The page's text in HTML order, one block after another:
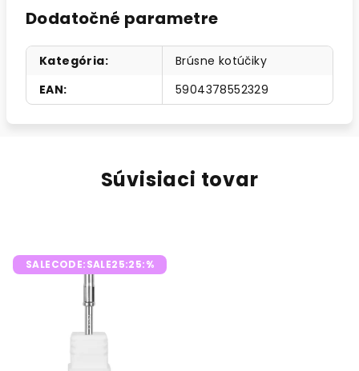
Dodatočné parametre
Kategória:
Brúsne kotúčiky
EAN: 5904378552329
Súvisiaci tovar
SALECODE:SALE25:25:%